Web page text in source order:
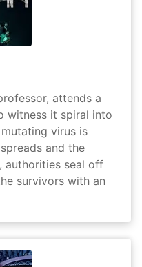
attends a
witness it spiral into
virus is
and the
authorities seal off
survivors with an